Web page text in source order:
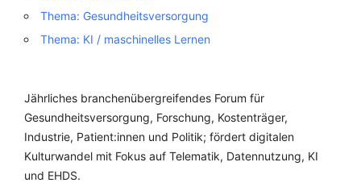
Thema: Gesundheitsversorgung
Thema: KI / maschinelles Lernen
Jährliches branchenübergreifendes Forum für
Gesundheitsversorgung, Forschung, Kostenträger,
Industrie, Patient:innen und Politik; fördert digitalen
Kulturwandel mit Fokus auf Telematik, Datennutzung, KI
und EHDS.